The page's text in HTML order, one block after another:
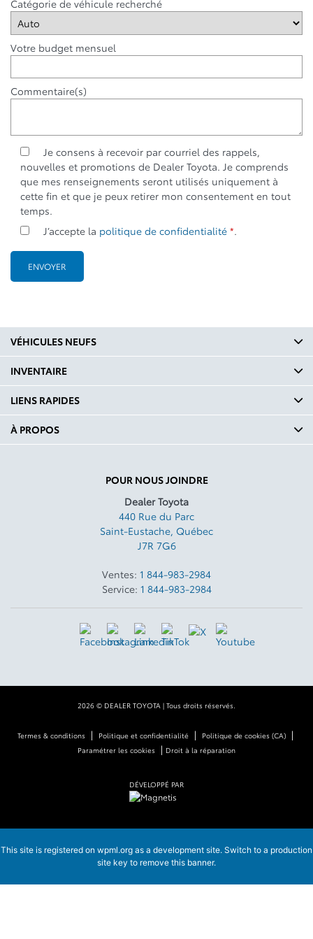
Catégorie de véhicule recherché
Votre budget mensuel
Commentaire(s)
Je consens à recevoir par courriel des rappels,
nouvelles et promotions de Dealer Toyota. Je comprends
que mes renseignements seront utilisés uniquement à
cette fin et que je peux retirer mon consentement en tout
temps.
J’accepte la politique de confidentialité *.
POUR NOUS JOINDRE
Dealer Toyota
440 Rue du Parc
Saint-Eustache, Québec
J7R 7G6
Ventes: 1 844-983-2984
Service: 1 844-983-2984
VÉHICULES NEUFS
INVENTAIRE
LIENS RAPIDES
À PROPOS
2026 © DEALER TOYOTA | Tous droits réservés.
Termes & conditions| Politique et confidentialité| Politique de cookies (CA)|
Paramétrer les cookies | Droit à la réparation
DÉVELOPPÉ PAR
This site is registered on wpml.org as a development site. Switch to a production
site key to remove this banner.